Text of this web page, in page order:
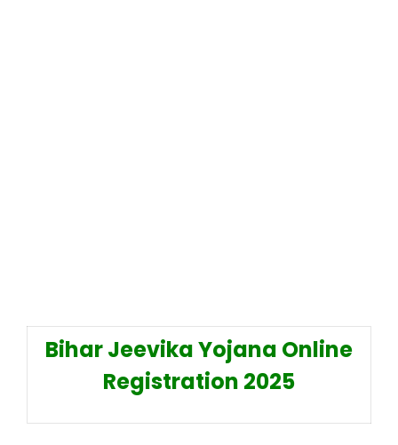
Bihar Jeevika Yojana Online
Registration 2025